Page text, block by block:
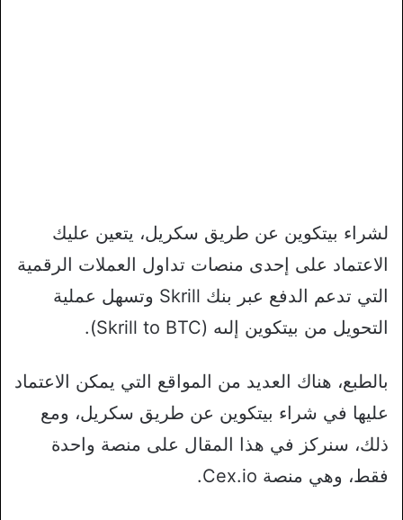
لشراء بيتكوين عن طريق سكريل، يتعين عليك
الاعتماد على إحدى منصات تداول العملات الرقمية
التي تدعم الدفع عبر بنك Skrill وتسهل عملية
التحويل من بيتكوين إلىه (Skrill to BTC).
بالطبع، هناك العديد من المواقع التي يمكن الاعتماد
عليها في شراء بيتكوين عن طريق سكريل، ومع
ذلك، سنركز في هذا المقال على منصة واحدة
فقط، وهي منصة Cex.io.